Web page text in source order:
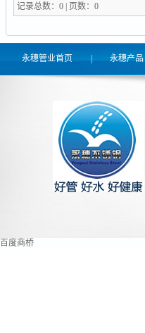
记录总数：0 | 页数：0
永穗管业首页 永穗产品
百度商桥